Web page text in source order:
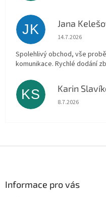
JK Jana
Hodnocení
14.7.2026
Spolehlivý obchod, vše
komunikace. Rychlé dodání
KS Karin
Hodnocení
8.7.2026
Informace pro vás